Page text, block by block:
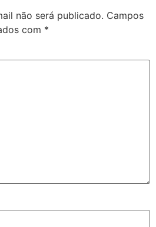
não será publicado. Campos
com *